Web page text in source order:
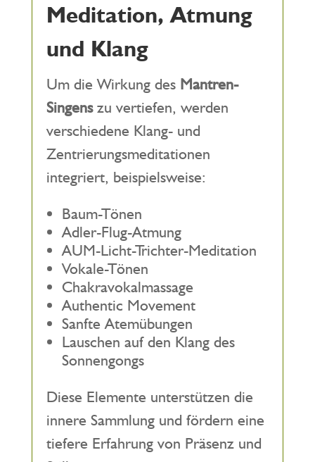
Meditation, Atmung
und Klang
Um die Wirkung des Mantren-
Singenszu vertiefen, werden
verschiedene Klang- und
Zentrierungsmeditationen
integriert, beispielsweise:
Baum-Tönen
Adler-Flug-Atmung
AUM-Licht-Trichter-Meditation
Vokale-Tönen
Chakravokalmassage
Authentic Movement
Sanfte Atemübungen
Lauschen auf den Klang des
Sonnengongs
Diese Elemente unterstützen die
innere Sammlung und fördern eine
tiefere Erfahrung von Präsenz und